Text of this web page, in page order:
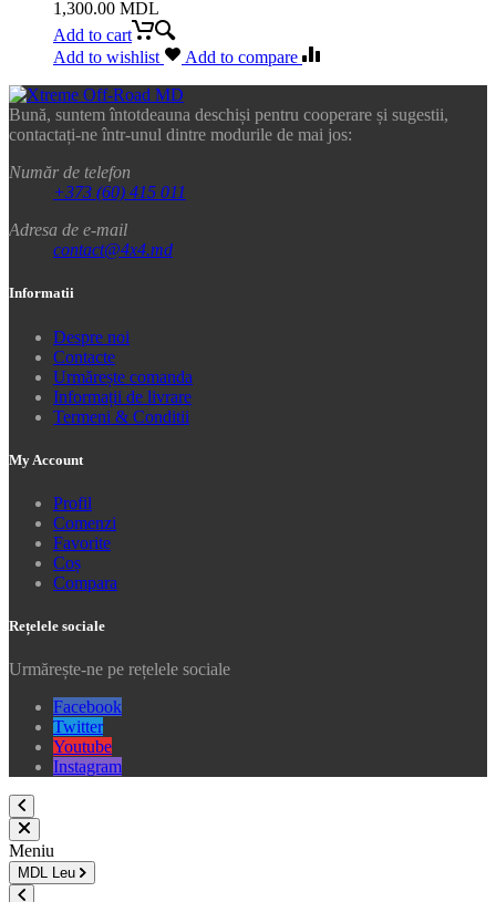
1,300.00 MDL
Add to cart
Add to wishlist
Add to compare
Bună, suntem întotdeauna deschiși pentru cooperare și sugestii,
contactați-ne într-unul dintre modurile de mai jos:
Număr de telefon
+373 (60) 415 011
Adresa de e-mail
contact@4x4.md
Informatii
Despre noi
Contacte
Urmărește comanda
Informații de livrare
Termeni & Conditii
My Account
Profil
Comenzi
Favorite
Coș
Compara
Rețelele sociale
Urmărește-ne pe rețelele sociale
Facebook
Twitter
Youtube
Instagram
Meniu
MDL Leu